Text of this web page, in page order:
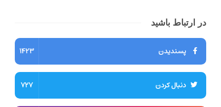
در ارتباط باشید
پسندیدن 1423
دنبال کردن 727